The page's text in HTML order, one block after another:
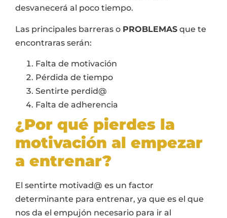
desvanecerá al poco tiempo.
Las principales barreras o PROBLEMAS que te
encontraras serán:
Falta de motivación
Pérdida de tiempo
Sentirte perdid@
Falta de adherencia
¿Por qué pierdes la
motivación al empezar
a entrenar?
El sentirte motivad@ es un factor
determinante para entrenar, ya que es el que
nos da el empujón necesario para ir al